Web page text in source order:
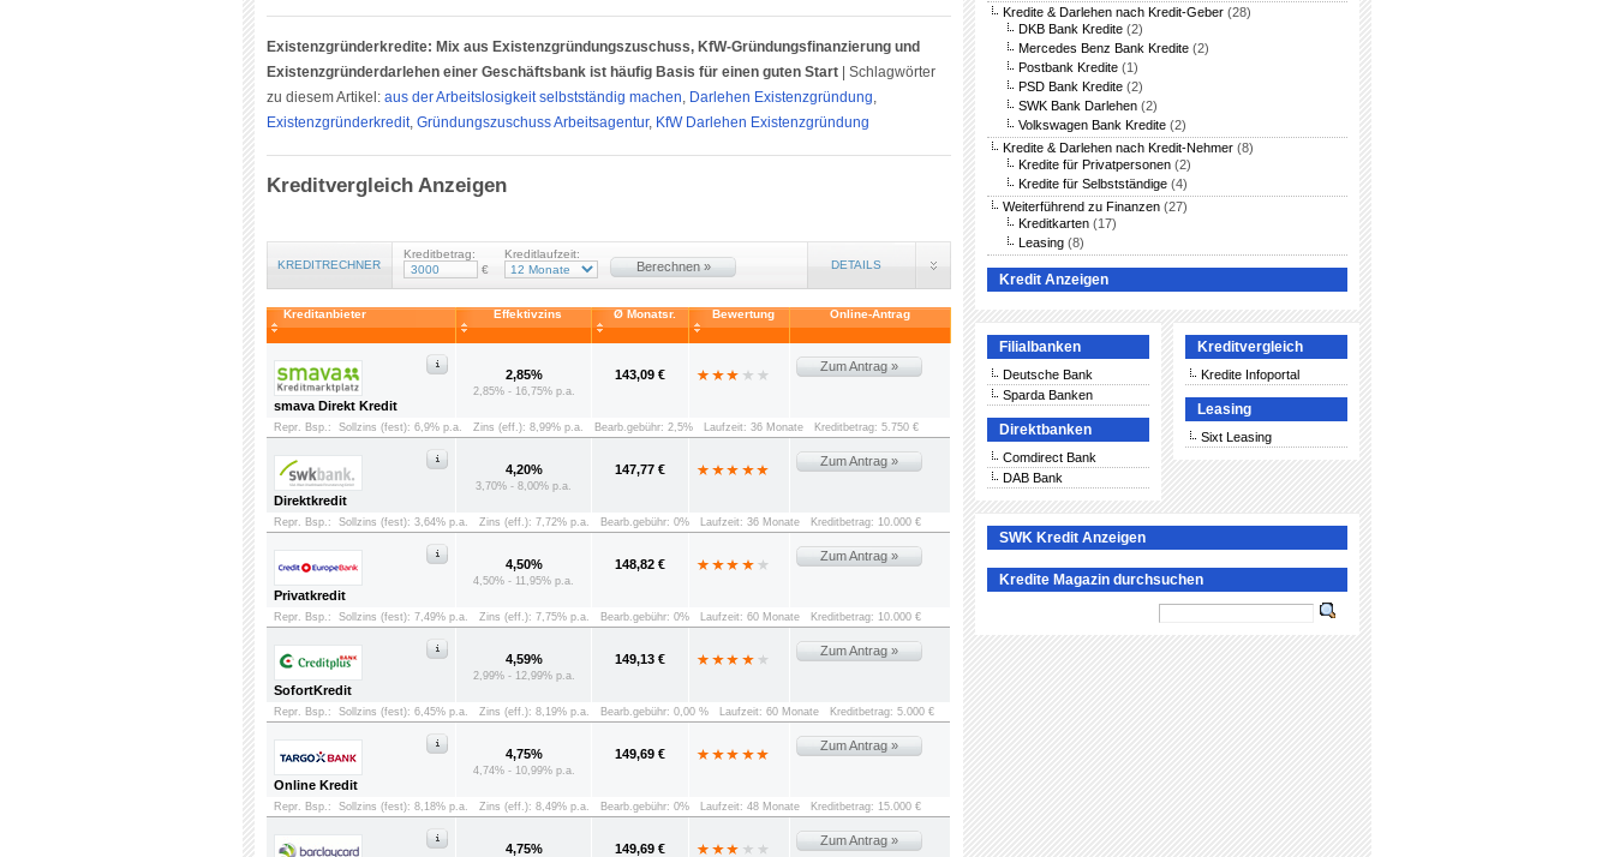
Existenzgründerkredite: Mix aus Existenzgründungszuschuss, KfW-Gründungsfinanzierung und
Existenzgründerdarlehen einer Geschäftsbank ist häufig Basis für einen guten Start
Schlagwörter
zu diesem Artikel: aus der Arbeitslosigkeit selbstständig machen, Darlehen Existenzgründung,
Existenzgründerkredit, Gründungszuschuss Arbeitsagentur, KfW Darlehen Existenzgründung
Kreditvergleich Anzeigen
KREDITRECHNER
Kreditbetrag:
€
Kreditlaufzeit:
Berechnen » DETAILS
Kreditanbieter Effektivzins Ø Monatsr. Bewertung Online-Antrag
smava Direkt Kredit
2,85%
2,85% - 16,75% p.a.
143,09 €
Zum Antrag »
Repr. Bsp.: Sollzins (fest): 6,9% p.a. Zins (eff.): 8,99% p.a. Bearb.gebühr: 2,5% Laufzeit: 36 Monate Kreditbetrag: 5.750 €
Direktkredit
4,20%
3,70% - 8,00% p.a.
147,77 €
Zum Antrag »
Repr. Bsp.: Sollzins (fest): 3,64% p.a. Zins (eff.): 7,72% p.a. Bearb.gebühr: 0% Laufzeit: 36 Monate Kreditbetrag: 10.000 €
Privatkredit
4,50%
4,50% - 11,95% p.a.
148,82 €
Zum Antrag »
Repr. Bsp.: Sollzins (fest): 7,49% p.a. Zins (eff.): 7,75% p.a. Bearb.gebühr: 0% Laufzeit: 60 Monate Kreditbetrag: 10.000 €
SofortKredit
4,59%
2,99% - 12,99% p.a.
149,13 €
Zum Antrag »
Repr. Bsp.: Sollzins (fest): 6,45% p.a. Zins (eff.): 8,19% p.a. Bearb.gebühr: 0,00 % Laufzeit: 60 Monate Kreditbetrag: 5.000 €
Online Kredit
4,75%
4,74% - 10,99% p.a.
149,69 €
Zum Antrag »
Repr. Bsp.: Sollzins (fest): 8,18% p.a. Zins (eff.): 8,49% p.a. Bearb.gebühr: 0% Laufzeit: 48 Monate Kreditbetrag: 15.000 €
4,75% 149,69 €
Zum Antrag »
Kredite & Darlehen nach Kredit-Geber (28)
DKB Bank Kredite (2)
Mercedes Benz Bank Kredite (2)
Postbank Kredite (1)
PSD Bank Kredite (2)
SWK Bank Darlehen (2)
Volkswagen Bank Kredite (2)
Kredite & Darlehen nach Kredit-Nehmer (8)
Kredite für Privatpersonen (2)
Kredite für Selbstständige (4)
Weiterführend zu Finanzen (27)
Kreditkarten (17)
Leasing (8)
Kredit Anzeigen
Filialbanken
Deutsche Bank
Sparda Banken
Direktbanken
Comdirect Bank
DAB Bank
Kreditvergleich
Kredite Infoportal
Leasing
Sixt Leasing
SWK Kredit Anzeigen
Kredite Magazin durchsuchen